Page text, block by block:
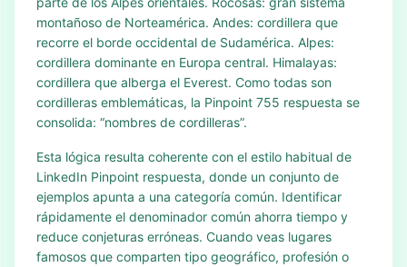
montañoso de Norteamérica. Andes: cordillera que
recorre el borde occidental de Sudamérica. Alpes:
cordillera dominante en Europa central. Himalayas:
cordillera que alberga el Everest. Como todas son
cordilleras emblemáticas, la Pinpoint 755 respuesta se
consolida: “nombres de cordilleras”.
Esta lógica resulta coherente con el estilo habitual de
LinkedIn Pinpoint respuesta, donde un conjunto de
ejemplos apunta a una categoría común. Identificar
rápidamente el denominador común ahorra tiempo y
reduce conjeturas erróneas. Cuando veas lugares
famosos que comparten tipo geográfico, profesión o